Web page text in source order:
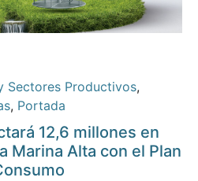
Sectores Productivos,
, Portada
12,6 millones en
Marina Alta con el Plan